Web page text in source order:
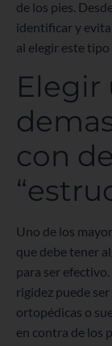
de los pies.
identificar y
al elegir este tipo
Elegir
con
Uno de los
que debe tener
para ser
rigidez puede
ortopédicas o
en contra de los